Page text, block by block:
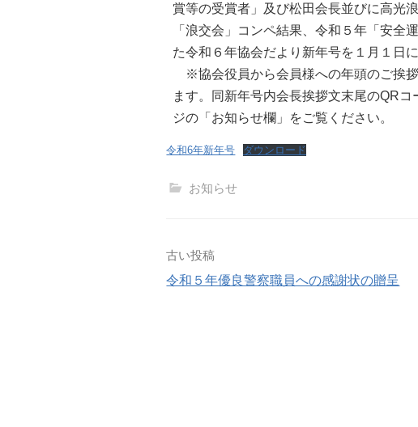
賞等の受賞者」及び松田会長並びに高光
「浪交会」コンペ結果、令和５年「安全
た令和６年協会だより新年号を１月１日
※協会役員から会員様への年頭のご挨
ます。同新年号内会長挨拶文末尾のQR
ジの「お知らせ欄」をご覧ください。
令和6年新年号 ダウンロード
お知らせ
投
稿
古い投稿
令和５年優良警察職員への感謝状の贈呈